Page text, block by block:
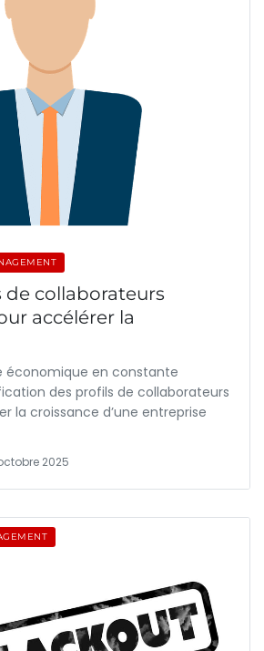
de collaborateurs
accélérer la
économique en constante
des profils de collaborateurs
la croissance d’une entreprise
2025